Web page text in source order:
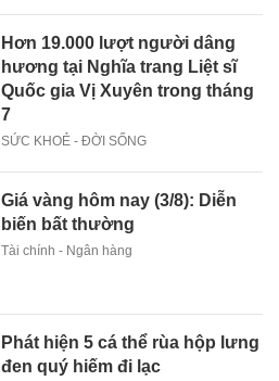
Hơn 19.000 lượt người dâng
hương tại Nghĩa trang Liệt sĩ
Quốc gia Vị Xuyên trong tháng
7
SỨC KHOẺ - ĐỜI SỐNG
Giá vàng hôm nay (3/8): Diễn
biến bất thường
Tài chính - Ngân hàng
Phát hiện 5 cá thể rùa hộp lưng
đen quý hiếm đi lạc